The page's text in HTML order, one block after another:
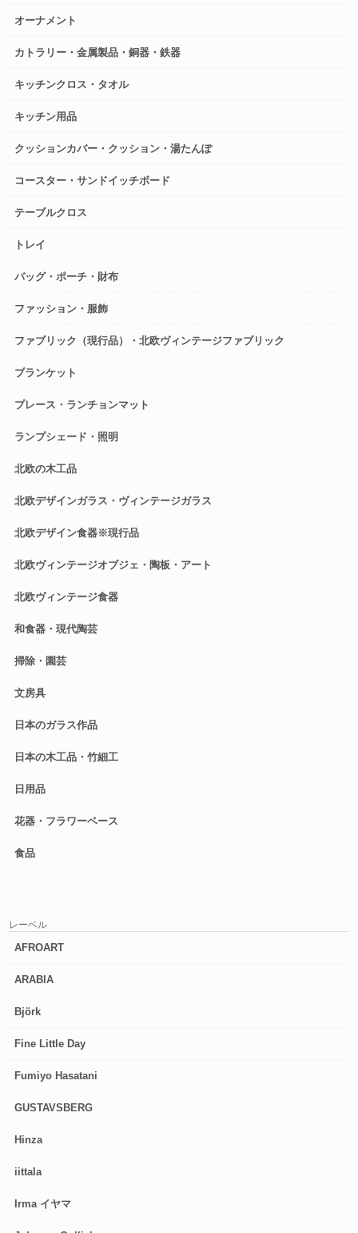
オーナメント
カトラリー・金属製品・銅器・鉄器
キッチンクロス・タオル
キッチン用品
クッションカバー・クッション・湯たんぽ
コースター・サンドイッチボード
テーブルクロス
トレイ
バッグ・ポーチ・財布
ファッション・服飾
ファブリック（現行品）・北欧ヴィンテージファブリック
ブランケット
プレース・ランチョンマット
ランプシェード・照明
北欧の木工品
北欧デザインガラス・ヴィンテージガラス
北欧デザイン食器※現行品
北欧ヴィンテージオブジェ・陶板・アート
北欧ヴィンテージ食器
和食器・現代陶芸
掃除・園芸
文房具
日本のガラス作品
日本の木工品・竹細工
日用品
花器・フラワーベース
食品
レーベル
AFROART
ARABIA
Björk
Fine Little Day
Fumiyo Hasatani
GUSTAVSBERG
Hinza
iittala
Irma イヤマ